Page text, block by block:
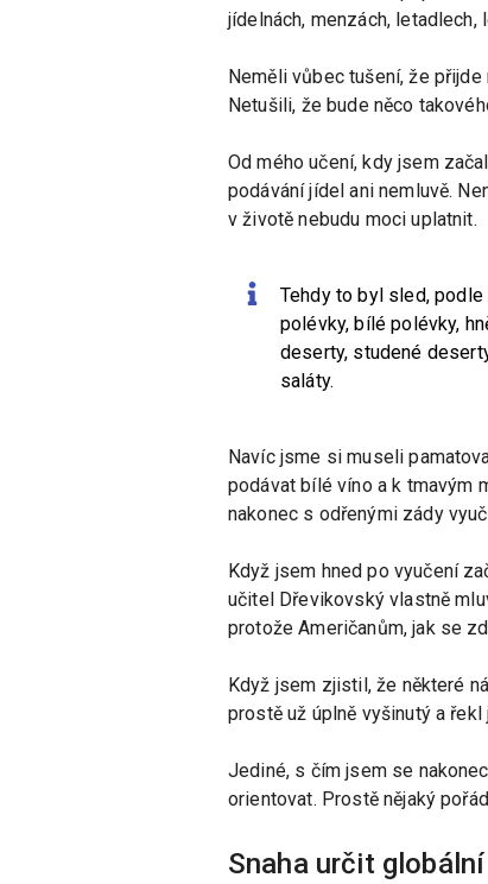
jídelnách, menzách, letadlech,
Neměli vůbec tušení, že
Netušili, že bude něco
Od mého učení, kdy jsem
podávání jídel ani nemluvě.
v životě nebudu moci uplatnit.
Tehdy to byl sled,
polévky, bílé polévky,
deserty, studené
saláty.
Navíc jsme si museli
podávat bílé víno a k tmavým
nakonec s odřenými zády
Když jsem hned po vyučení
učitel Dřevikovský vlastně
protože Američanům, jak se
Když jsem zjistil, že některé
prostě už úplně vyšinutý a
Jediné, s čím jsem se
orientovat. Prostě nějaký
Snaha určit